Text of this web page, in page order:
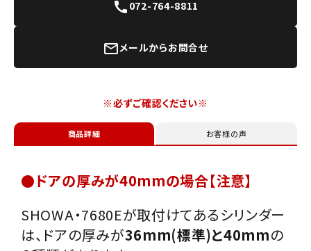
call 072-764-8811
mail_outlineメールからお問合せ
※必ずご確認ください※
商品詳細 お客様の声
●ドアの厚みが40mmの場合【注意】
SHOWA・7680Eが取付けてあるシリンダー
は、ドアの厚みが36mm(標準)と40mmの